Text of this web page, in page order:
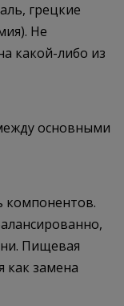
грецкие
Не
какой-либо из
основными
компонентов.
Пищевая
как замена